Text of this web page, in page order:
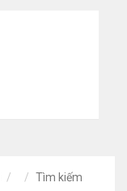
Tìm kiếm